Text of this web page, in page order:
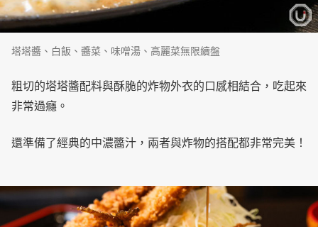
塔塔醬、白飯、醬菜、味噌湯、高麗菜無限續盤
粗切的塔塔醬配料與酥脆的炸物外衣的口感相結合，吃起來
非常過癮。
還準備了經典的中濃醬汁，兩者與炸物的搭配都非常完美！